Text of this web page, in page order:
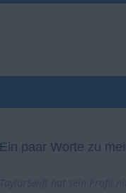
Ein paar Worte zu
TaylorSwift hat sein Profil